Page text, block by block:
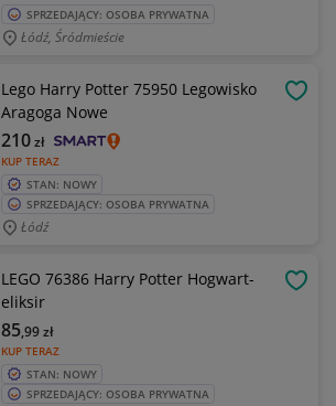
SPRZEDAJĄCY: OSOBA PRYWATNA
Łódź, Śródmieście
Lego Harry Potter 75950 Legowisko
Aragoga Nowe
KUP TERAZ
210zł
STAN: NOWY
SPRZEDAJĄCY: OSOBA PRYWATNA
Łódź
LEGO 76386 Harry Potter Hogwart-
eliksir
KUP TERAZ
85,99zł
STAN: NOWY
SPRZEDAJĄCY: OSOBA PRYWATNA